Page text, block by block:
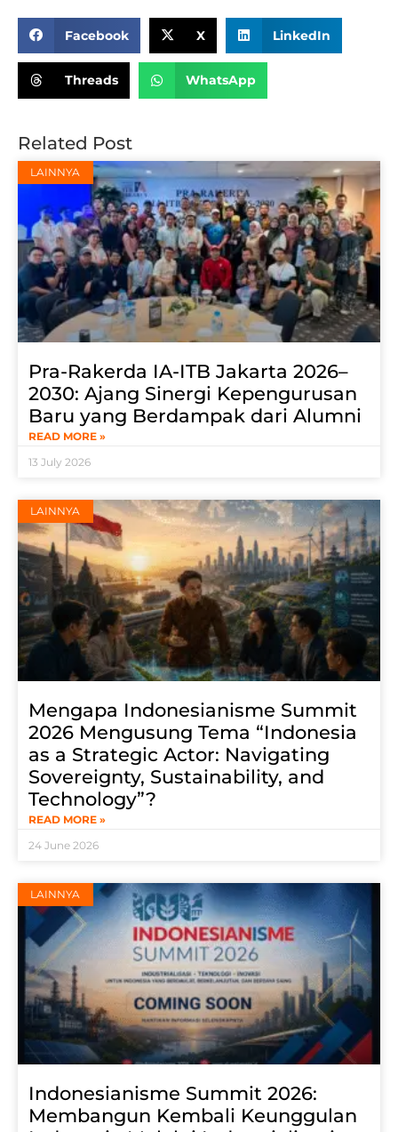
Share:
Facebook X LinkedIn
Threads WhatsApp
Related Post
LAINNYA
Pra-Rakerda IA-ITB Jakarta 2026–
2030: Ajang Sinergi Kepengurusan
Baru yang Berdampak dari Alumni
READ MORE »
13 July 2026
LAINNYA
Mengapa Indonesianisme Summit
2026 Mengusung Tema “Indonesia
as a Strategic Actor: Navigating
Sovereignty, Sustainability, and
Technology”?
READ MORE »
24 June 2026
LAINNYA
Indonesianisme Summit 2026:
Membangun Kembali Keunggulan